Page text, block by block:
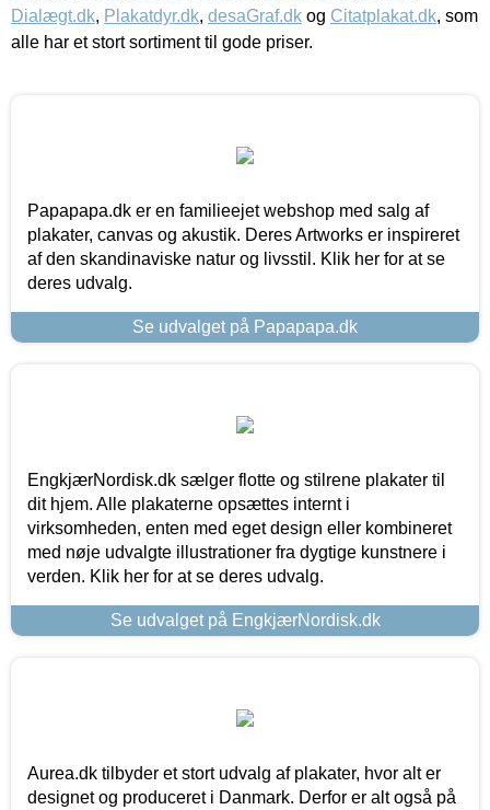
Dialægt.dk, Plakatdyr.dk, desaGraf.dk og Citatplakat.dk, som
alle har et stort sortiment til gode priser.
Papapapa.dk er en familieejet webshop med salg af
plakater, canvas og akustik. Deres Artworks er inspireret
af den skandinaviske natur og livsstil. Klik her for at se
deres udvalg.
Se udvalget på Papapapa.dk
EngkjærNordisk.dk sælger flotte og stilrene plakater til
dit hjem. Alle plakaterne opsættes internt i
virksomheden, enten med eget design eller kombineret
med nøje udvalgte illustrationer fra dygtige kunstnere i
verden. Klik her for at se deres udvalg.
Se udvalget på EngkjærNordisk.dk
Aurea.dk tilbyder et stort udvalg af plakater, hvor alt er
designet og produceret i Danmark. Derfor er alt også på